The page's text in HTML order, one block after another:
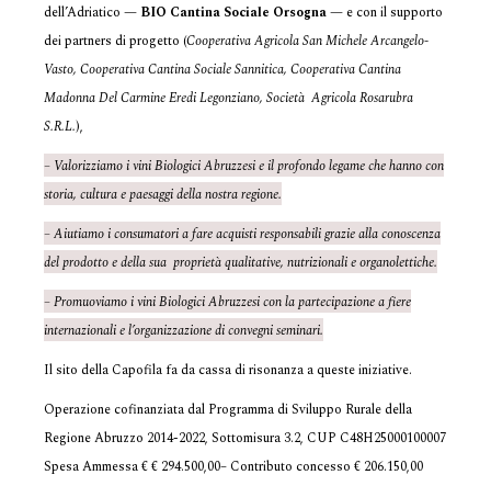
dell’Adriatico — BIO Cantina Sociale Orsogna— e con il supporto
dei partners di progetto (Cooperativa Agricola San Michele Arcangelo-
Vasto, Cooperativa Cantina Sociale Sannitica, Cooperativa Cantina
Madonna Del Carmine Eredi Legonziano, Società Agricola Rosarubra
S.R.L.),
– Valorizziamo i vini Biologici Abruzzesi e il profondo legame che hanno con
storia, cultura e paesaggi della nostra regione.
– Aiutiamo i consumatori a fare acquisti responsabili grazie alla conoscenza
del prodotto e della sua proprietà qualitative, nutrizionali e organolettiche.
– Promuoviamo i vini Biologici Abruzzesi con la partecipazione a fiere
internazionali e l’organizzazione di convegni seminari.
Il sito della Capofila fa da cassa di risonanza a queste iniziative.
Operazione cofinanziata dal Programma di Sviluppo Rurale della
Regione Abruzzo 2014-2022, Sottomisura 3.2, CUP C48H25000100007
Spesa Ammessa € € 294.500,00– Contributo concesso € 206.150,00